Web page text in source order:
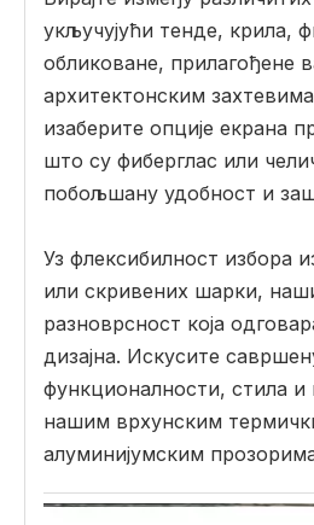
укључујући тенде, крила,
обликоване, прилагођене
архитектонским
изаберите опције екрана
што су фиберглас или
побољшану удобност и
Уз флексибилност избора
или скривених шарки,
разноврсност која
дизајна. Искусите
функционалности, стила
нашим врхунским
алуминијумским